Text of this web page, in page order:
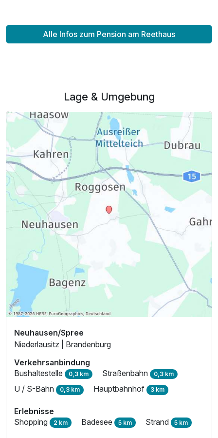
Alle Infos zum Pension am Reethaus
Lage & Umgebung
Neuhausen/Spree
Niederlausitz | Brandenburg
Verkehrsanbindung
Bushaltestelle 0,3 km Straßenbahn 0,3 km
U / S-Bahn 0,3 km Hauptbahnhof 3 km
Erlebnisse
Shopping 2 km Badesee 5 km Strand 5 km